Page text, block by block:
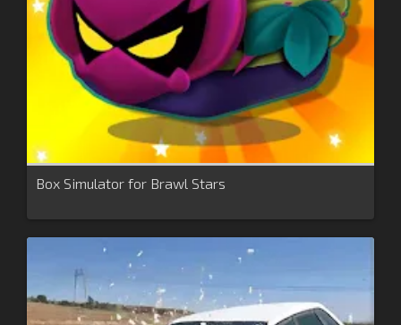
Box Simulator for Brawl Stars